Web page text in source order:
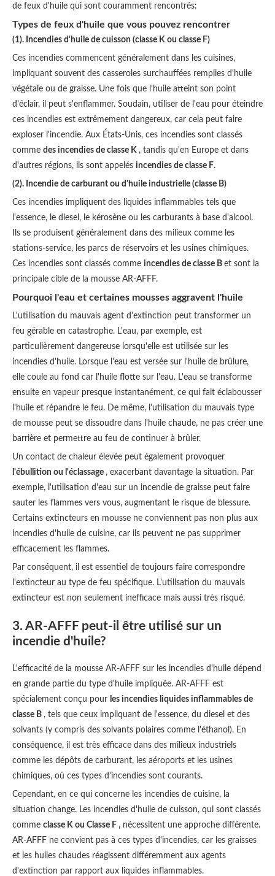
de feux d'huile qui sont couramment rencontrés:
Types de feux d'huile que vous pouvez rencontrer
(1). Incendies d'huile de cuisson (classe K ou classe F)
Ces incendies commencent généralement dans les cuisines,
impliquant souvent des casseroles surchauffées remplies d'huile
végétale ou de graisse. Une fois que l'huile atteint son point
d'éclair, il peut s'enflammer. Soudain, utiliser de l'eau pour éteindre
ces incendies est extrêmement dangereux, car cela peut faire
exploser l'incendie. Aux États-Unis, ces incendies sont classés
comme des incendies de classe K , tandis qu'en Europe et dans
d'autres régions, ils sont appelés incendies de classe F.
(2). Incendie de carburant ou d'huile industrielle (classe B)
Ces incendies impliquent des liquides inflammables tels que
l'essence, le diesel, le kérosène ou les carburants à base d'alcool.
Ils se produisent généralement dans des milieux comme les
stations-service, les parcs de réservoirs et les usines chimiques.
Ces incendies sont classés comme incendies de classe B et sont la
principale cible de la mousse AR-AFFF.
Pourquoi l'eau et certaines mousses aggravent l'huile
L'utilisation du mauvais agent d'extinction peut transformer un
feu gérable en catastrophe. L'eau, par exemple, est
particulièrement dangereuse lorsqu'elle est utilisée sur les
incendies d'huile. Lorsque l'eau est versée sur l'huile de brûlure,
elle coule au fond car l'huile flotte sur l'eau. L'eau se transforme
ensuite en vapeur presque instantanément, ce qui fait éclabousser
l'huile et répandre le feu. De même, l'utilisation du mauvais type
de mousse peut se dissoudre dans l'huile chaude, ne pas créer une
barrière et permettre au feu de continuer à brûler.
Un contact de chaleur élevée peut également provoquer
l'ébullition ou l'éclassage , exacerbant davantage la situation. Par
exemple, l'utilisation d'eau sur un incendie de graisse peut faire
sauter les flammes vers vous, augmentant le risque de blessure.
Certains extincteurs en mousse ne conviennent pas non plus aux
incendies d'huile de cuisine, car ils peuvent ne pas supprimer
efficacement les flammes.
Par conséquent, il est essentiel de toujours faire correspondre
l'extincteur au type de feu spécifique. L'utilisation du mauvais
extincteur est non seulement inefficace mais aussi très risqué.
3. AR-AFFF peut-il être utilisé sur un
incendie d'huile?
L'efficacité de la mousse AR-AFFF sur les incendies d'huile dépend
en grande partie du type d'huile impliquée. AR-AFFF est
spécialement conçu pour les incendies liquides inflammables de
classe B , tels que ceux impliquant de l'essence, du diesel et des
solvants (y compris des solvants polaires comme l'éthanol). En
conséquence, il est très efficace dans des milieux industriels
comme les dépôts de carburant, les aéroports et les usines
chimiques, où ces types d'incendies sont courants.
Cependant, en ce qui concerne les incendies de cuisine, la
situation change. Les incendies d'huile de cuisson, qui sont classés
comme classe K ou Classe F , nécessitent une approche différente.
AR-AFFF ne convient pas à ces types d'incendies, car les graisses
et les huiles chaudes réagissent différemment aux agents
d'extinction par rapport aux liquides inflammables.